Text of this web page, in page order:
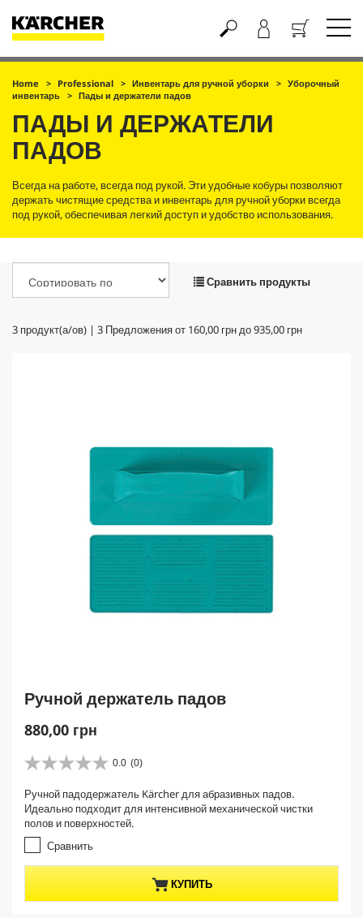
Корзина
Home Professional Инвентарь для ручной уборки
Уборочный
инвентарь
Пады и держатели падов
ПАДЫ И ДЕРЖАТЕЛИ
ПАДОВ
Всегда на работе, всегда под рукой. Эти удобные кобуры позволяют
держать чистящие средства и инвентарь для ручной уборки всегда
под рукой, обеспечивая легкий доступ и удобство использования.
Сравнить продукты
3 продукт(а/ов) | 3 Предложения от 160,00 грндо935,00 грн
Ручной держатель падов
C
r
e
n
t
p
r
o
d
880,00 грн
0.0 (0)
0
0
и
з
з
в
з
Ручной падодержатель Kärcher для абразивных падов.
Идеально подходит для интенсивной механической чистки
полов и поверхностей.
Сравнить
КУПИТЬ